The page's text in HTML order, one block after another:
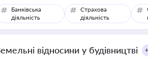
Банківська
діяльність
Страхова
діяльність
відносини у будівництві